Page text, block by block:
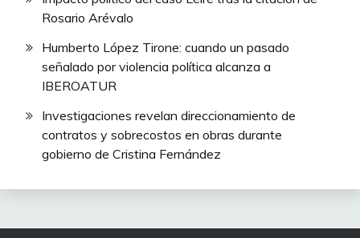
Rosario Arévalo
Humberto López Tirone: cuando un pasado
señalado por violencia política alcanza a
IBEROATUR
Investigaciones revelan direccionamiento de
contratos y sobrecostos en obras durante
gobierno de Cristina Fernández